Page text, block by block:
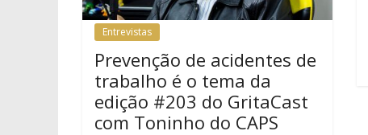
Entrevistas
Prevenção de acidentes de
trabalho é o tema da
edição #203 do GritaCast
com Toninho do CAPS